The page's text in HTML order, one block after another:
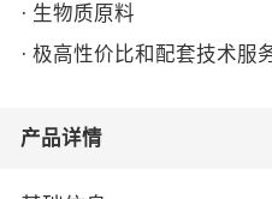
· 生物质原料
· 极高性价比和配套技术服
产品详情